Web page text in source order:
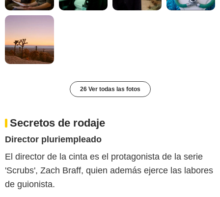
26 Ver todas las fotos
Secretos de rodaje
Director pluriempleado
El director de la cinta es el protagonista de la serie
'Scrubs', Zach Braff, quien además ejerce las labores
de guionista.